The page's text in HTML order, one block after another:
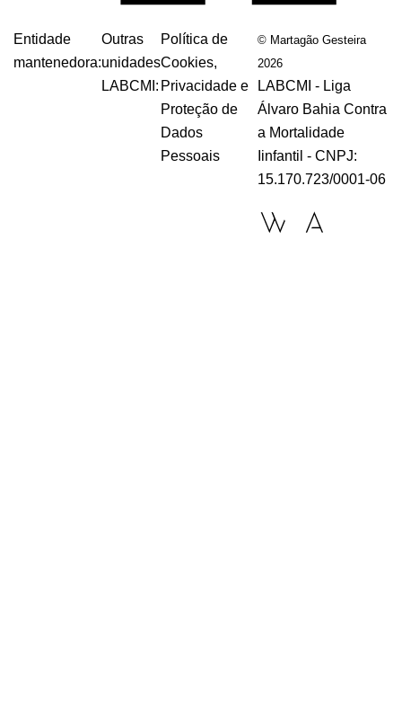
Entidade
mantenedora:
Outras
unidades
LABCMI:
Política de
Cookies,
Privacidade e
Proteção de
Dados
Pessoais
© Martagão Gesteira
2026
LABCMI - Liga
Álvaro Bahia Contra
a Mortalidade
Iinfantil - CNPJ:
15.170.723/0001-06